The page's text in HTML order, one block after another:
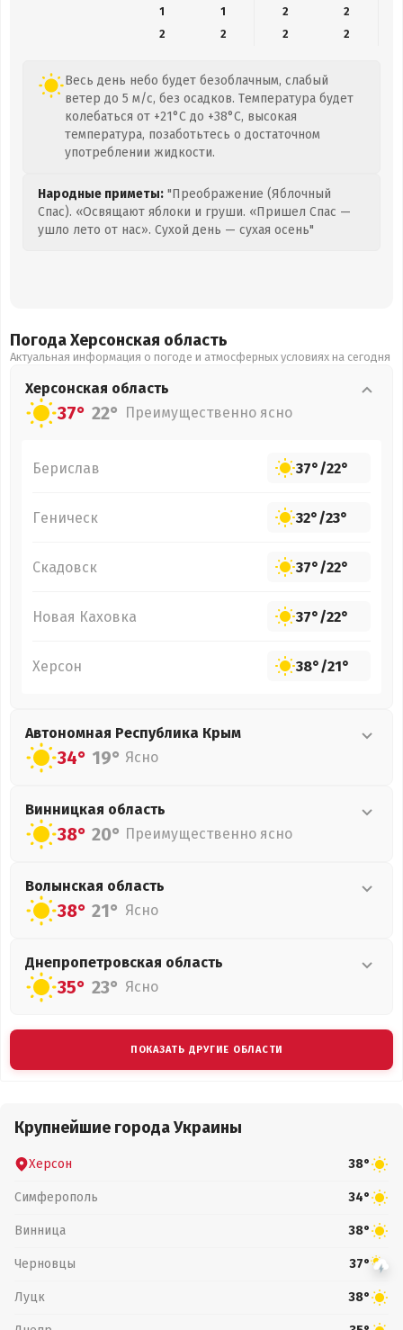
1
1 2
2
2
2 2 2
Весь день небо будет безоблачным, слабый
ветер до 5 м/с, без осадков. Температура будет
колебаться от +21°C до +38°C, высокая
температура, позаботьтесь о достаточном
употреблении жидкости.
Народные приметы: "Преображение (Яблочный
Спас). «Освящают яблоки и груши. «Пришел Спас —
ушло лето от нас». Сухой день — сухая осень"
Погода Херсонская область
Актуальная информация о погоде и атмосферных условиях на сегодня
Херсонская область
37° 22° Преимущественно ясно
Берислав 37°/22°
Геническ 32°/23°
Скадовск 37°/22°
Новая Каховка 37°/22°
Херсон 38°/21°
Автономная Республика Крым
34° 19° Ясно
Винницкая область
38° 20° Преимущественно ясно
Волынская область
38° 21° Ясно
Днепропетровская область
35° 23° Ясно
ПОКАЗАТЬ ДРУГИЕ ОБЛАСТИ
Крупнейшие города Украины
Херсон 38°
Симферополь 34°
Винница 38°
Черновцы 37°
Луцк 38°